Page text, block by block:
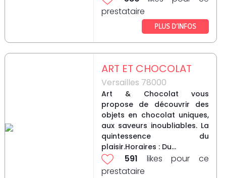
prestataire
PLUS D’INFOS
ART ET CHOCOLAT
Versailles 78000
Art & Chocolat vous
propose de découvrir des
objets en chocolat uniques,
aux saveurs inoubliables. La
quintessence du
plaisir.Horaires : Du...
591 likes pour ce
prestataire